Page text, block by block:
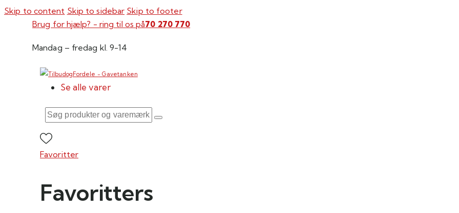
Skip to content Skip to sidebar Skip to footer
Brug for hjælp? - ring til os på70 270 770
Mandag – fredag kl. 9-14
Se alle varer
Søg
og
varemærker
Favoritter
Favoritters